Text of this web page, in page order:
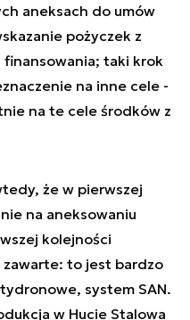
aneksach do umów
pożyczek z
finansowania; taki krok
na inne cele -
na te cele środków z
że w pierwszej
na aneksowaniu
kolejności
zawarte: to jest bardzo
system SAN.
w Hucie Stalowa